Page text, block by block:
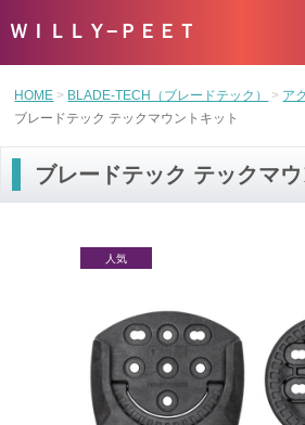
ＷＩＬＬＹ−ＰＥＥＴ
HOME BLADE-TECH（ブレードテック）
ア
ブレードテック テックマウントキット
ブレードテック テックマ